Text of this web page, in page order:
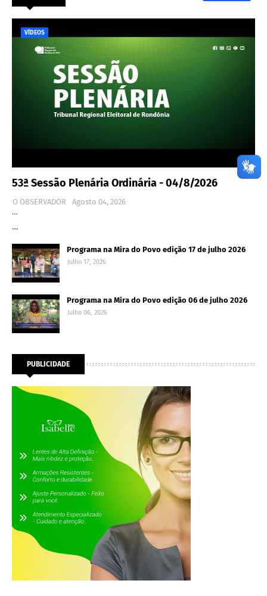
VÍDEOS
53ª Sessão Plenária Ordinária - 04/8/2026
O OBSERVADOR
Agosto 04, 2026
…
…
Programa na Mira do Povo edição 17 de julho 2026
Julho 17, 2026
Programa na Mira do Povo edição 06 de julho 2026
Julho 06, 2026
PUBLICIDADE